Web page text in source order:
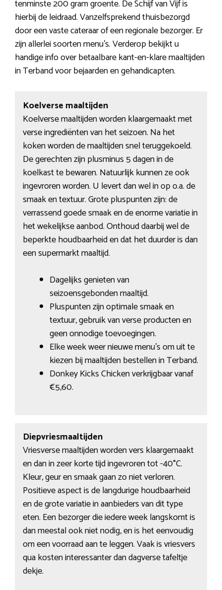
tenminste 200 gram groente. De Schijf van Vijf is
hierbij de leidraad. Vanzelfsprekend thuisbezorgd
door een vaste cateraar of een regionale bezorger. Er
zijn allerlei soorten menu’s. Verderop bekijkt u
handige info over betaalbare kant-en-klare maaltijden
in Terband voor bejaarden en gehandicapten.
Koelverse maaltijden
Koelverse maaltijden worden klaargemaakt met
verse ingrediënten van het seizoen. Na het
koken worden de maaltijden snel teruggekoeld.
De gerechten zijn plusminus 5 dagen in de
koelkast te bewaren. Natuurlijk kunnen ze ook
ingevroren worden. U levert dan wel in op o.a. de
smaak en textuur. Grote pluspunten zijn: de
verrassend goede smaak en de enorme variatie in
het wekelijkse aanbod. Onthoud daarbij wel de
beperkte houdbaarheid en dat het duurder is dan
een supermarkt maaltijd.
Dagelijks genieten van
seizoensgebonden maaltijd.
Pluspunten zijn optimale smaak en
textuur, gebruik van verse producten en
geen onnodige toevoegingen.
Elke week weer nieuwe menu’s om uit te
kiezen bij maaltijden bestellen in Terband.
Donkey Kicks Chicken verkrijgbaar vanaf
€5,60.
Diepvriesmaaltijden
Vriesverse maaltijden worden vers klaargemaakt
en dan in zeer korte tijd ingevroren tot -40°C.
Kleur, geur en smaak gaan zo niet verloren.
Positieve aspect is de langdurige houdbaarheid
en de grote variatie in aanbieders van dit type
eten. Een bezorger die iedere week langskomt is
dan meestal ook niet nodig, en is het eenvoudig
om een voorraad aan te leggen. Vaak is vriesvers
qua kosten interessanter dan dagverse tafeltje
dekje.